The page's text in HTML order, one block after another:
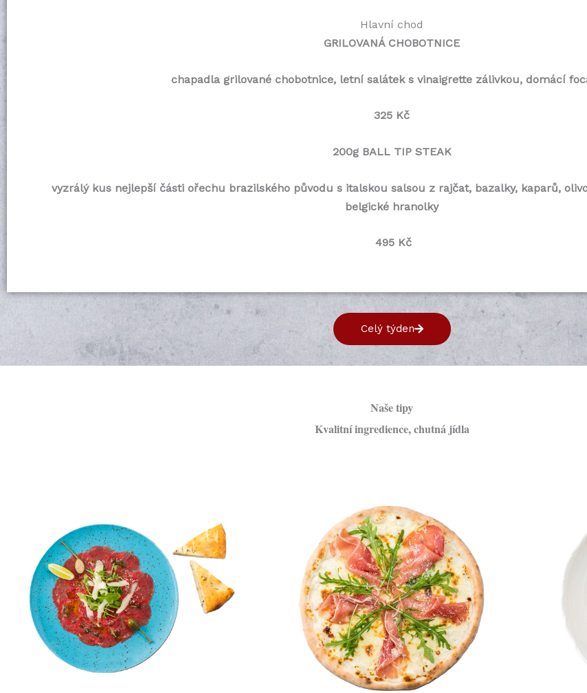
Hlavní chod
GRILOVANÁ CHOBOTNICE
chapadla grilované chobotnice, letní salátek s vinaigrette zálivkou, domácí
325 Kč
200g BALL TIP STEAK
vyzrálý kus nejlepší části ořechu brazilského původu s italskou salsou z rajčat, bazalky, kaparů,
belgické hranolky
495 Kč
Celý týden
Naše tipy
Kvalitní ingredience, chutná jídla